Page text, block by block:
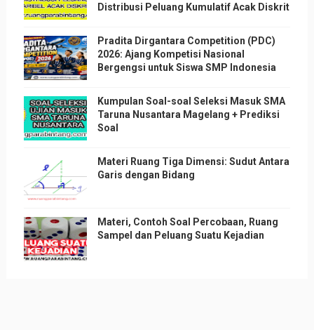
Distribusi Peluang Kumulatif Acak Diskrit
Pradita Dirgantara Competition (PDC)
2026: Ajang Kompetisi Nasional
Bergengsi untuk Siswa SMP Indonesia
Kumpulan Soal-soal Seleksi Masuk SMA
Taruna Nusantara Magelang + Prediksi
Soal
Materi Ruang Tiga Dimensi: Sudut Antara
Garis dengan Bidang
Materi, Contoh Soal Percobaan, Ruang
Sampel dan Peluang Suatu Kejadian